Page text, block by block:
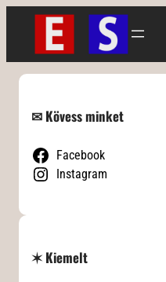
Ugrás
tartalomhoz
✉ Kövess minket
Facebook
Instagram
✶ Kiemelt